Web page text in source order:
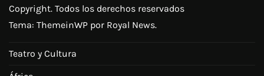
Copyright. Todos los derechos reservados
Tema: ThemeinWP por Royal News.
Teatro y Cultura